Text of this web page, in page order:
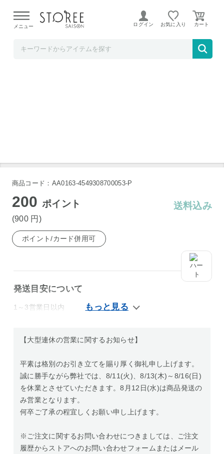
よる配送遅延が発生しております。
メニュー ログイン お気に入り
冷凍ごはん容器 大盛り1個
商品コード：AA0163-4549308700053-P
200ポイント
(900 円 )
送料込み
ポイント/カード併用可
発送目安について
1～3営業日以内
【大型連休の営業に関するお知らせ】
平素は格別のお引き立てを賜り厚く御礼申し上げます。
誠に勝手ながら弊社では、8/11(火)、8/13(木)～8/16(日)
を休業とさせていただきます。8月12日(水)は商品発送の
み営業となります。
何卒ご了承の程宜しくお願い申し上げます。
※ご注文に関するお問い合わせにつきましては、ご注文
履歴からストアへのお問い合わせフォームまたはメール